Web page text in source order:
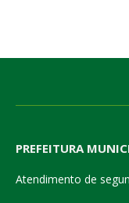
PREFEITURA
Atendimento de